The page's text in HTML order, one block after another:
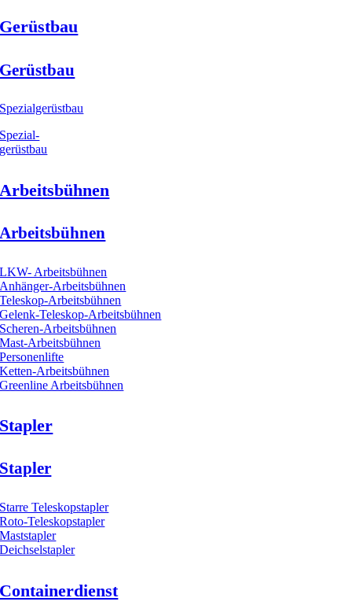
Gerüstbau
Gerüstbau
Spezialgerüstbau
Spezial-
gerüstbau
Arbeitsbühnen
Arbeitsbühnen
LKW- Arbeitsbühnen
Anhänger-Arbeitsbühnen
Teleskop-Arbeitsbühnen
Gelenk-Teleskop-Arbeitsbühnen
Scheren-Arbeitsbühnen
Mast-Arbeitsbühnen
Personenlifte
Ketten-Arbeitsbühnen
Greenline Arbeitsbühnen
Stapler
Stapler
Starre Teleskopstapler
Roto-Teleskopstapler
Maststapler
Deichselstapler
Containerdienst